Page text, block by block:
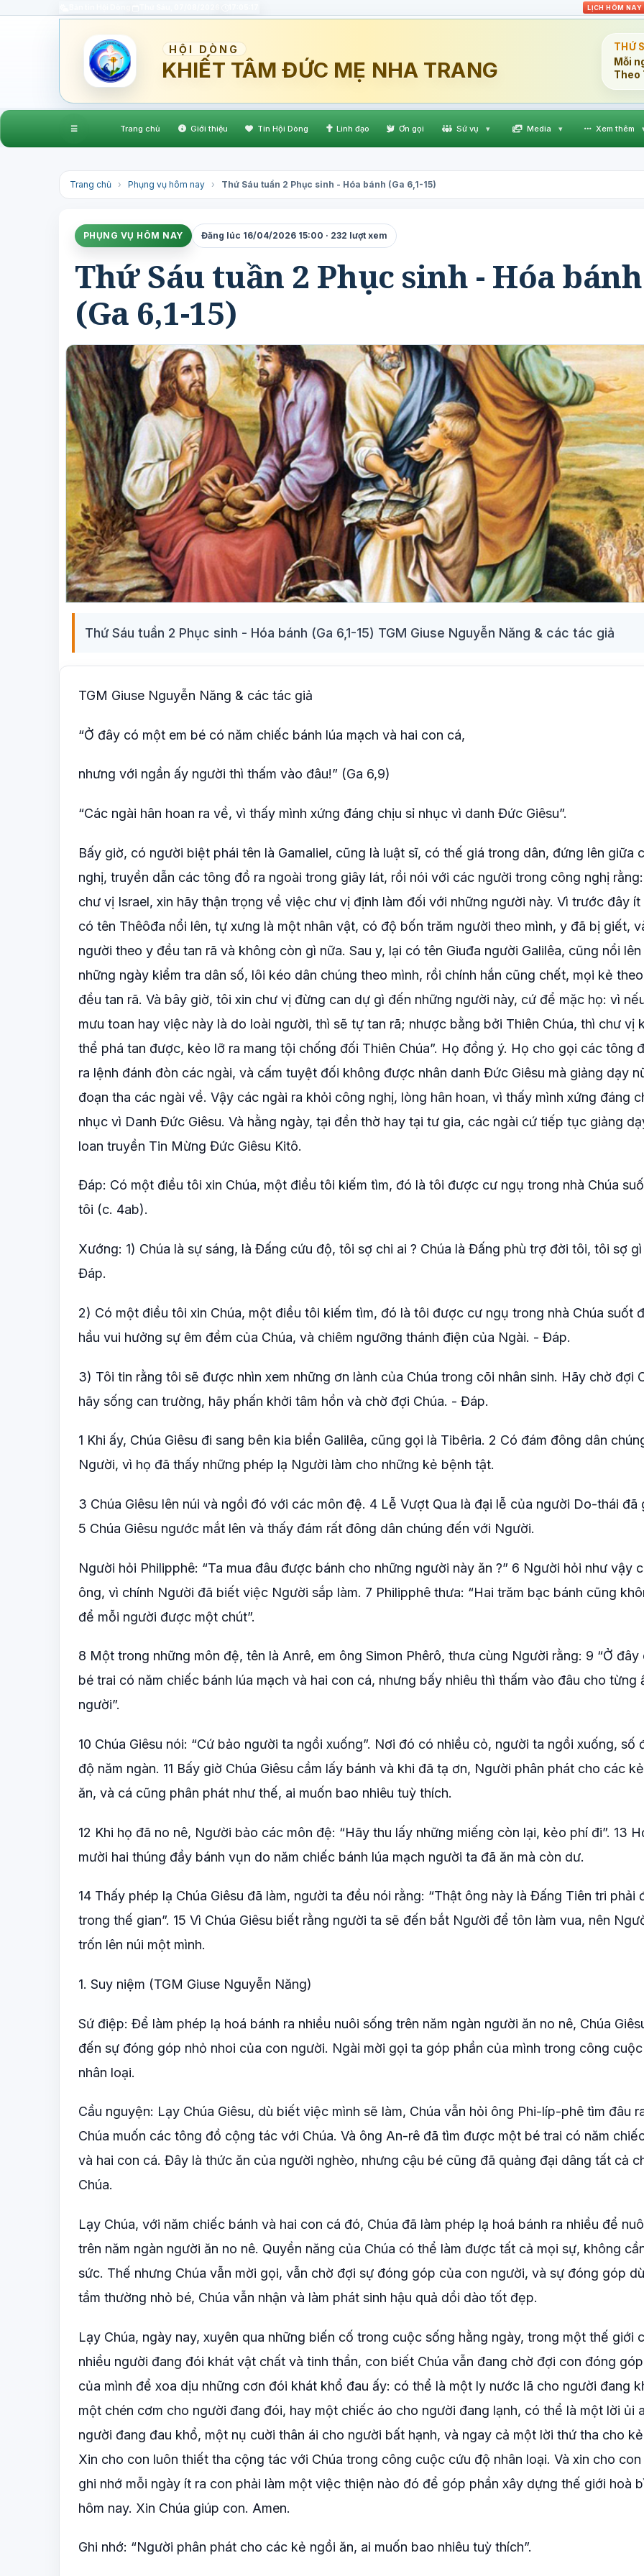
LỊCH HÔM NAY
HỘI DÒNG
KHIẾT TÂM ĐỨC MẸ NHA TRANG
THỨ
Mỗi
Theo
☰ Trang chủ Giới thiệu Tin Hội Dòng Linh đạo Ơn gọi Sứ vụ ▾ Media ▾ Xem thêm
Trang chủ › Phụng vụ hôm nay › Thứ Sáu tuần 2 Phục sinh - Hóa bánh (Ga 6,1-15)
PHỤNG VỤ HÔM NAY Đăng lúc 16/04/2026 15:00 · 232 lượt xem
Thứ Sáu tuần 2 Phục sinh - Hóa bánh
(Ga 6,1-15)
Thứ Sáu tuần 2 Phục sinh - Hóa bánh (Ga 6,1-15) TGM Giuse Nguyễn Năng & các tác giả
TGM Giuse Nguyễn Năng & các tác giả
“Ở đây có một em bé có năm chiếc bánh lúa mạch và hai con cá,
nhưng với ngần ấy người thì thấm vào đâu!” (Ga 6,9)
“Các ngài hân hoan ra về, vì thấy mình xứng đáng chịu sỉ nhục vì danh Đức Giêsu”.
Bấy giờ, có người biệt phái tên là Gamaliel, cũng là luật sĩ, có thế giá trong dân, đứng lên giữa
nghị, truyền dẫn các tông đồ ra ngoài trong giây lát, rồi nói với các người trong công nghị
chư vị Israel, xin hãy thận trọng về việc chư vị định làm đối với những người này. Vì trước đây ít
có tên Thêôđa nổi lên, tự xưng là một nhân vật, có độ bốn trăm người theo mình, y đã bị giết,
người theo y đều tan rã và không còn gì nữa. Sau y, lại có tên Giuđa người Galilêa, cũng nổi
những ngày kiểm tra dân số, lôi kéo dân chúng theo mình, rồi chính hắn cũng chết, mọi kẻ
đều tan rã. Và bây giờ, tôi xin chư vị đừng can dự gì đến những người này, cứ để mặc họ: vì
mưu toan hay việc này là do loài người, thì sẽ tự tan rã; nhược bằng bởi Thiên Chúa, thì chư vị
thể phá tan được, kẻo lỡ ra mang tội chống đối Thiên Chúa”. Họ đồng ý. Họ cho gọi các tông
ra lệnh đánh đòn các ngài, và cấm tuyệt đối không được nhân danh Đức Giêsu mà giảng dạy
đoạn tha các ngài về. Vậy các ngài ra khỏi công nghị, lòng hân hoan, vì thấy mình xứng đáng
nhục vì Danh Đức Giêsu. Và hằng ngày, tại đền thờ hay tại tư gia, các ngài cứ tiếp tục giảng
loan truyền Tin Mừng Đức Giêsu Kitô.
Đáp: Có một điều tôi xin Chúa, một điều tôi kiếm tìm, đó là tôi được cư ngụ trong nhà Chúa
tôi (c. 4ab).
Xướng: 1) Chúa là sự sáng, là Đấng cứu độ, tôi sợ chi ai ? Chúa là Đấng phù trợ đời tôi, tôi sợ gì
Đáp.
2) Có một điều tôi xin Chúa, một điều tôi kiếm tìm, đó là tôi được cư ngụ trong nhà Chúa suốt
hầu vui hưởng sự êm đềm của Chúa, và chiêm ngưỡng thánh điện của Ngài. - Đáp.
3) Tôi tin rằng tôi sẽ được nhìn xem những ơn lành của Chúa trong cõi nhân sinh. Hãy chờ đợi
hãy sống can trường, hãy phấn khởi tâm hồn và chờ đợi Chúa. - Đáp.
1 Khi ấy, Chúa Giêsu đi sang bên kia biển Galilêa, cũng gọi là Tibêria. 2 Có đám đông dân
Người, vì họ đã thấy những phép lạ Người làm cho những kẻ bệnh tật.
3 Chúa Giêsu lên núi và ngồi đó với các môn đệ. 4 Lễ Vượt Qua là đại lễ của người Do-thái đã
5 Chúa Giêsu ngước mắt lên và thấy đám rất đông dân chúng đến với Người.
Người hỏi Philipphê: “Ta mua đâu được bánh cho những người này ăn ?” 6 Người hỏi như vậy
ông, vì chính Người đã biết việc Người sắp làm. 7 Philipphê thưa: “Hai trăm bạc bánh cũng
để mỗi người được một chút”.
8 Một trong những môn đệ, tên là Anrê, em ông Simon Phêrô, thưa cùng Người rằng: 9 “Ở đây
bé trai có năm chiếc bánh lúa mạch và hai con cá, nhưng bấy nhiêu thì thấm vào đâu cho từng
người”.
10 Chúa Giêsu nói: “Cứ bảo người ta ngồi xuống”. Nơi đó có nhiều cỏ, người ta ngồi xuống, số
độ năm ngàn. 11 Bấy giờ Chúa Giêsu cầm lấy bánh và khi đã tạ ơn, Người phân phát cho các
ăn, và cá cũng phân phát như thế, ai muốn bao nhiêu tuỳ thích.
12 Khi họ đã no nê, Người bảo các môn đệ: “Hãy thu lấy những miếng còn lại, kẻo phí đi”. 13
mười hai thúng đầy bánh vụn do năm chiếc bánh lúa mạch người ta đã ăn mà còn dư.
14 Thấy phép lạ Chúa Giêsu đã làm, người ta đều nói rằng: “Thật ông này là Đấng Tiên tri phải
trong thế gian”. 15 Vì Chúa Giêsu biết rằng người ta sẽ đến bắt Người để tôn làm vua, nên
trốn lên núi một mình.
1. Suy niệm (TGM Giuse Nguyễn Năng)
Sứ điệp: Để làm phép lạ hoá bánh ra nhiều nuôi sống trên năm ngàn người ăn no nê, Chúa
đến sự đóng góp nhỏ nhoi của con người. Ngài mời gọi ta góp phần của mình trong công
nhân loại.
Cầu nguyện: Lạy Chúa Giêsu, dù biết việc mình sẽ làm, Chúa vẫn hỏi ông Phi-líp-phê tìm đâu
Chúa muốn các tông đồ cộng tác với Chúa. Và ông An-rê đã tìm được một bé trai có năm
và hai con cá. Đây là thức ăn của người nghèo, nhưng cậu bé cũng đã quảng đại dâng tất cả
Chúa.
Lạy Chúa, với năm chiếc bánh và hai con cá đó, Chúa đã làm phép lạ hoá bánh ra nhiều để
trên năm ngàn người ăn no nê. Quyền năng của Chúa có thể làm được tất cả mọi sự, không
sức. Thế nhưng Chúa vẫn mời gọi, vẫn chờ đợi sự đóng góp của con người, và sự đóng góp
tầm thường nhỏ bé, Chúa vẫn nhận và làm phát sinh hậu quả dồi dào tốt đẹp.
Lạy Chúa, ngày nay, xuyên qua những biến cố trong cuộc sống hằng ngày, trong một thế giới
nhiều người đang đói khát vật chất và tinh thần, con biết Chúa vẫn đang chờ đợi con đóng
của mình để xoa dịu những cơn đói khát khổ đau ấy: có thể là một ly nước lã cho người đang
một chén cơm cho người đang đói, hay một chiếc áo cho người đang lạnh, có thể là một lời ủi
người đang đau khổ, một nụ cuời thân ái cho người bất hạnh, và ngay cả một lời thứ tha cho
Xin cho con luôn thiết tha cộng tác với Chúa trong công cuộc cứu độ nhân loại. Và xin cho con
ghi nhớ mỗi ngày ít ra con phải làm một việc thiện nào đó để góp phần xây dựng thế giới hoà
hôm nay. Xin Chúa giúp con. Amen.
Ghi nhớ: “Người phân phát cho các kẻ ngồi ăn, ai muốn bao nhiêu tuỳ thích”.